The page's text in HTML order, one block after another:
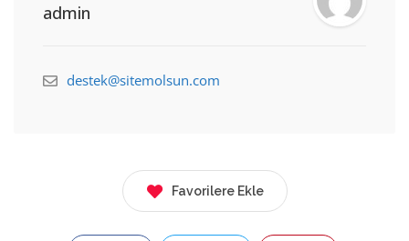
admin
destek@sitemolsun.com
Favorilere Ekle